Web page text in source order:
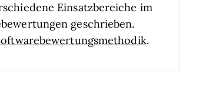
Einsatzbereiche im
geschrieben.
.